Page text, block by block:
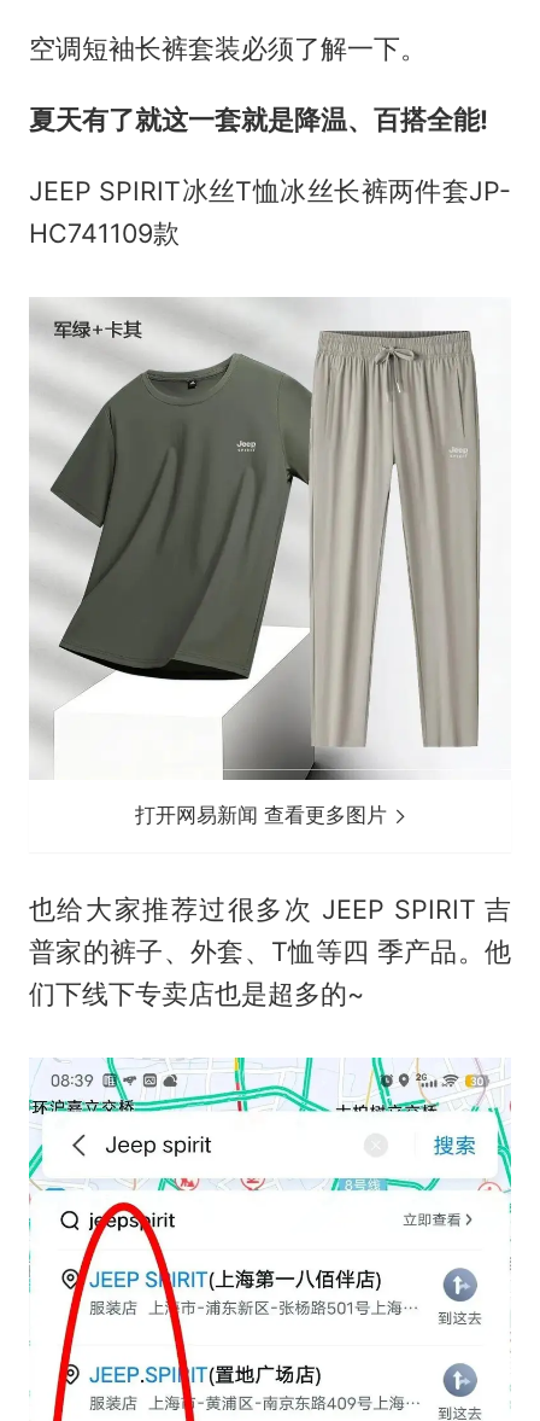
空调短袖长裤套装必须了解一下。
夏天有了就这一套就是降温、百搭全能!
JEEP SPIRIT冰丝T恤冰丝长裤两件套JP-
HC741109款
打开网易新闻 查看更多图片
也给大家推荐过很多次 JEEP SPIRIT 吉
普家的裤子、外套、T恤等四 季产品。他
们下线下专卖店也是超多的~